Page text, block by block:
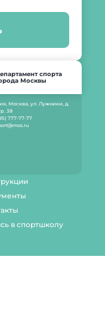
в спортшколу
спорта
Москвы
Москва, ул. Лужники, д.
38
777-77-77